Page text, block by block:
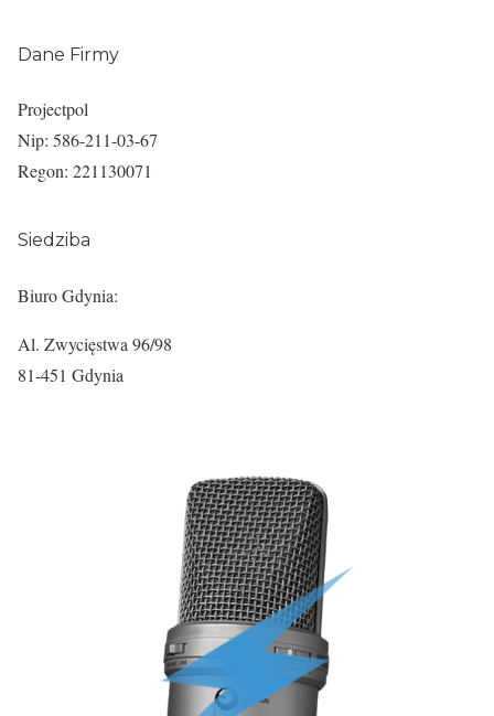
Dane Firmy
Projectpol
Nip: 586-211-03-67
Regon: 221130071
Siedziba
Biuro Gdynia:
Al. Zwycięstwa 96/98
81-451 Gdynia